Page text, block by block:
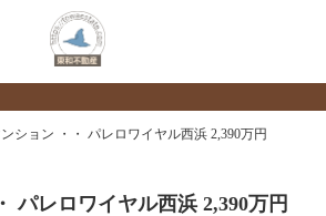
検索物件の詳細
****
ション ・・ パレロワイヤル西浜 2,390万円
パレロワイヤル西浜 2,390万円